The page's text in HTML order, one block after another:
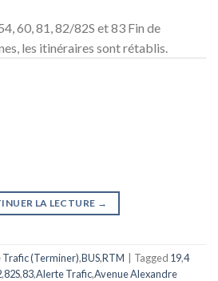
60, 81, 82/82S et 83 Fin de
les itinéraires sont rétablis.
LA LECTURE →
(Terminer),BUS,RTM Tagged 19,4
,82S,83,Alerte Trafic,Avenue Alexandre